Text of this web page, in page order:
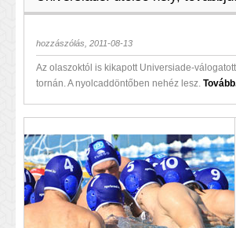
hozzászólás, 2011-08-13
Az olaszoktól is kikapott Universiade-
tornán. A nyolcaddöntőben nehéz lesz.